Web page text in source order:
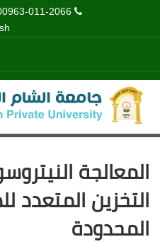
011-2066
المعالجة
التخزين المتعدد
المحدودة